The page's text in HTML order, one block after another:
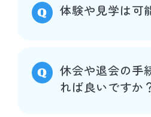
体験や見学は可
休会や退会の手
れば良いですか